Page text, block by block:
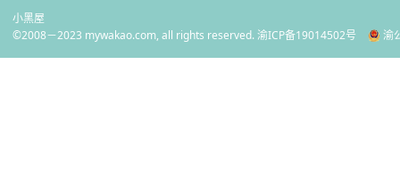
小黑屋
©2008－2023 mywakao.com, all rights reserved.渝ICP备19014502号 渝